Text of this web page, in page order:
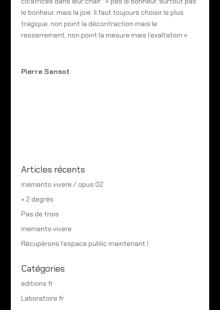
le bonheur, mais la joie. Il faut toujours choisir le plus
tragique, non point la décontraction mais le
resserrement, non point la mesure mais l’exaltation ».
Pierre Sansot
Articles récents
memento vivere / opus 02
+ 2 degrés
Pas de trois
memento vivere
Récupérons l’espace public maintenant !
Catégories
editions fr
Laboratoire fr